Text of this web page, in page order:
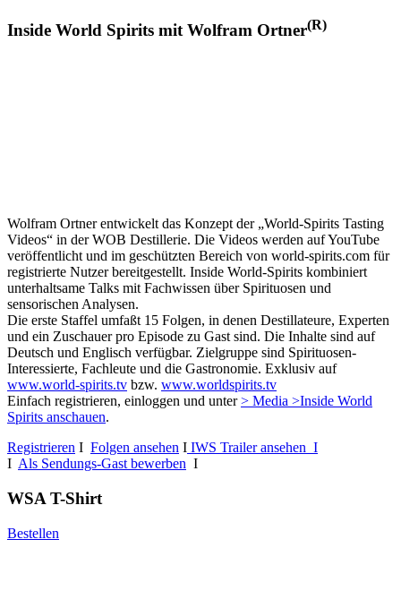
Inside World Spirits mit Wolfram Ortner(R)
Wolfram Ortner entwickelt das Konzept der „World-Spirits Tasting
Videos“ in der WOB Destillerie. Die Videos werden auf YouTube
veröffentlicht und im geschützten Bereich von world-spirits.com für
registrierte Nutzer bereitgestellt. Inside World-Spirits kombiniert
unterhaltsame Talks mit Fachwissen über Spirituosen und
sensorischen Analysen.
Die erste Staffel umfaßt 15 Folgen, in denen Destillateure, Experten
und ein Zuschauer pro Episode zu Gast sind. Die Inhalte sind auf
Deutsch und Englisch verfügbar. Zielgruppe sind Spirituosen-
Interessierte, Fachleute und die Gastronomie. Exklusiv auf
www.world-spirits.tv bzw. www.worldspirits.tv
Einfach registrieren, einloggen und unter> Media >Inside World
Spirits anschauen.
Registrieren I Folgen ansehen I IWS Trailer ansehen I
I Als Sendungs-Gast bewerben I
WSA T-Shirt
Bestellen